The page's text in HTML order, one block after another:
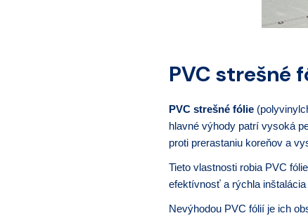
PVC strešné
PVC strešné fólie
hlavné výhody patrí vysoká
proti prerastaniu koreňov a
Tieto vlastnosti robia PVC
efektívnosť a rýchla
Nevýhodou PVC fólií je ich